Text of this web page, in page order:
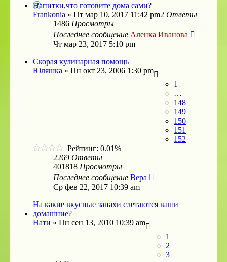
Напитки,что готовите дома сами?
Frankonia » Пт мар 10, 2017 11:42 pm2 Ответы
1486 Просмотры
Последнее сообщение Аленка Иванова
Чт мар 23, 2017 5:10 pm
Скорая кулинарная помощь
Юляшка » Пн окт 23, 2006 1:30 pm
1
…
148
149
150
151
152
Рейтинг: 0.01%
2269 Ответы
401818 Просмотры
Последнее сообщение Bepa
Ср фев 22, 2017 10:39 am
На какие вкусные запахи слетаются ваши
домашние?
Нати » Пн сен 13, 2010 10:39 am
1
2
3